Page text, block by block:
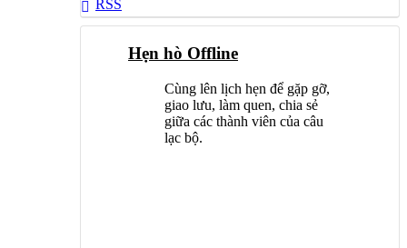
RSS
Hẹn hò Offline
Cùng lên lịch hẹn để gặp gỡ,
giao lưu, làm quen, chia sẻ
giữa các thành viên của câu
lạc bộ.